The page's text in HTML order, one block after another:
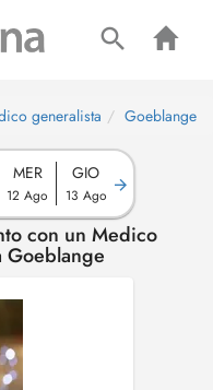
generalista Goeblange
MER
12 Ago
GIO
13 Ago
con un Medico
Goeblange